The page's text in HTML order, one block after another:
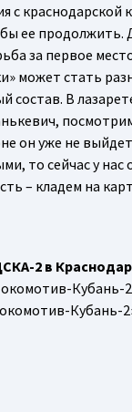
с краснодарской
ее продолжить.
за первое
может стать
состав. В
он уже не
то сейчас у нас
– кладем на
2 в
Кубань-
Кубань-